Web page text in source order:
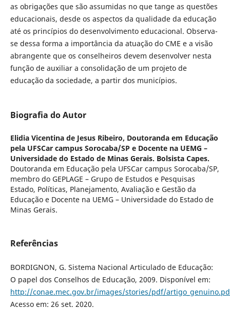
as obrigações que são assumidas no que tange as questões
educacionais, desde os aspectos da qualidade da educação
até os princípios do desenvolvimento educacional. Observa-
se dessa forma a importância da atuação do CME e a visão
abrangente que os conselheiros devem desenvolver nesta
função de auxiliar a consolidação de um projeto de
educação da sociedade, a partir dos municípios.
Biografia do Autor
Elidia Vicentina de Jesus Ribeiro, Doutoranda em Educação
pela UFSCar campus Sorocaba/SP e Docente na UEMG –
Universidade do Estado de Minas Gerais. Bolsista Capes.
Doutoranda em Educação pela UFSCar campus Sorocaba/SP,
membro do GEPLAGE – Grupo de Estudos e Pesquisas
Estado, Políticas, Planejamento, Avaliação e Gestão da
Educação e Docente na UEMG – Universidade do Estado de
Minas Gerais.
Referências
BORDIGNON, G. Sistema Nacional Articulado de Educação:
O papel dos Conselhos de Educação, 2009. Disponível em:
http://conae.mec.gov.br/images/stories/pdf/
Acesso em: 26 set. 2020.